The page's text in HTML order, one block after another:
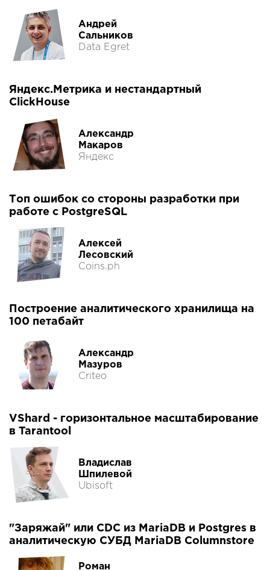
Андрей
Сальников
Data Egret
Яндекс.Метрика и нестандартный
ClickHouse
Александр
Макаров
Яндекс
Топ ошибок со стороны разработки при
работе с PostgreSQL
Алексей
Лесовский
Coins.ph
Построение аналитического хранилища на
100 петабайт
Александр
Мазуров
Criteo
VShard - горизонтальное масштабирование
в Tarantool
Владислав
Шпилевой
Ubisoft
"Заряжай" или CDC из MariaDB и Postgres в
аналитическую СУБД MariaDB Columnstore
Роман